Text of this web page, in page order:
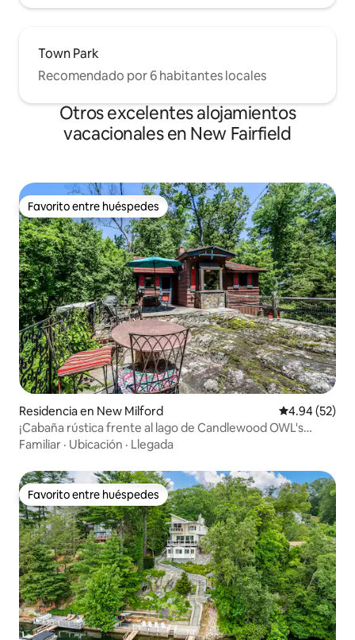
Town Park
Recomendado por 6 habitantes locales
Otros excelentes alojamientos
vacacionales en New Fairfield
Favorito entre huéspedes
Favorito entre huéspedes
Residencia en New Milford Calificación
4.94 (52)
¡Cabaña rústica frente al lago de Candlewood OWL's
PERCH!
Familiar · Ubicación · Llegada
Favorito entre huéspedes
Favorito entre huéspedes